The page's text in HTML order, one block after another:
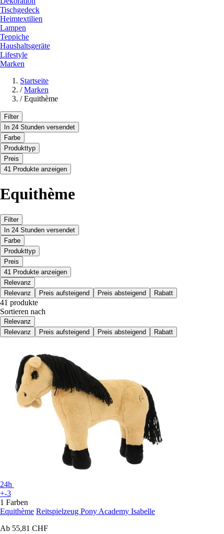
Tischgedeck
Heimtextilien
Lampen
Teppiche
Haushaltsgeräte
Lifestyle
Marken
Startseite
/ Marken
/ Equithème
Filter
In 24 Stunden versendet
Farbe
Produkttyp
Preis
41 Produkte anzeigen
Equithème
Filter
In 24 Stunden versendet
Farbe
Produkttyp
Preis
41 Produkte anzeigen
Relevanz
Relevanz
Preis aufsteigend Preis absteigend Rabatt
41 produkte
Sortieren nach
Relevanz
Relevanz
Preis aufsteigend Preis absteigend Rabatt
24h
+-3
1 Farben
Equithème Reitspielzeug Pony Academy Isabelle
Ab 55,81 CHF